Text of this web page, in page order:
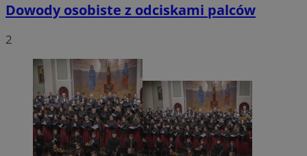
Dowody osobiste z odciskami palców
2